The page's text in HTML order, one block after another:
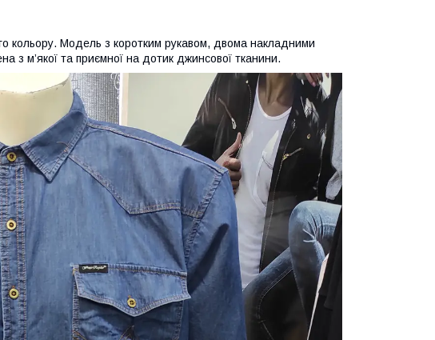
кольору. Модель з коротким рукавом, двома накладними
з м’якої та приємної на дотик джинсової тканини.